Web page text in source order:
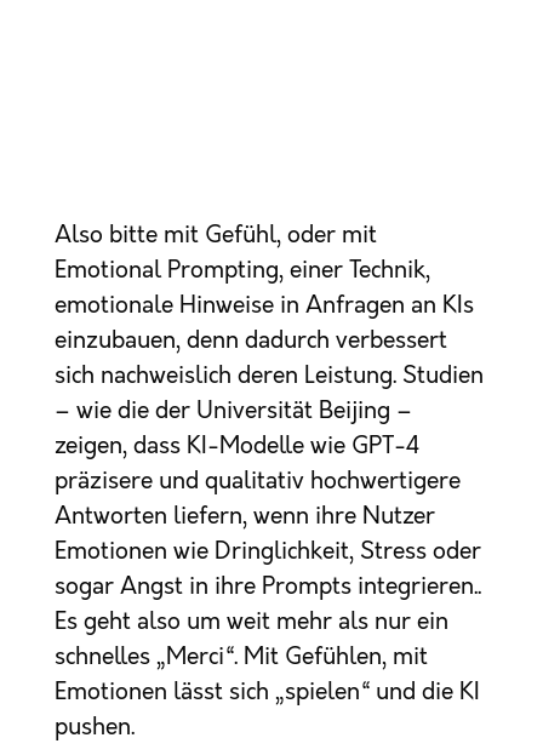
Also bitte mit Gefühl, oder mit
Emotional Prompting, einer Technik,
emotionale Hinweise in Anfragen an KIs
einzubauen, denn dadurch verbessert
sich nachweislich deren Leistung. Studien
– wie die der Universität Beijing –
zeigen, dass KI-Modelle wie GPT-4
präzisere und qualitativ hochwertigere
Antworten liefern, wenn ihre Nutzer
Emotionen wie Dringlichkeit, Stress oder
sogar Angst in ihre Prompts integrieren..
Es geht also um weit mehr als nur ein
schnelles „Merci“. Mit Gefühlen, mit
Emotionen lässt sich „spielen“ und die KI
pushen.